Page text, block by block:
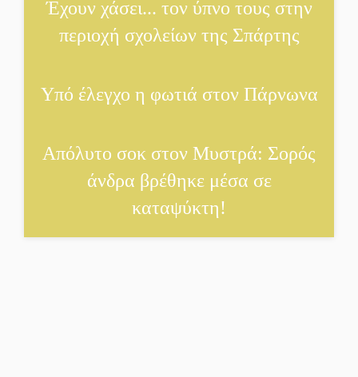
Έχουν χάσει... τον ύπνο τους στην
περιοχή σχολείων της Σπάρτης
Υπό έλεγχο η φωτιά στον Πάρνωνα
Απόλυτο σοκ στον Μυστρά: Σορός
άνδρα βρέθηκε μέσα σε
καταψύκτη!